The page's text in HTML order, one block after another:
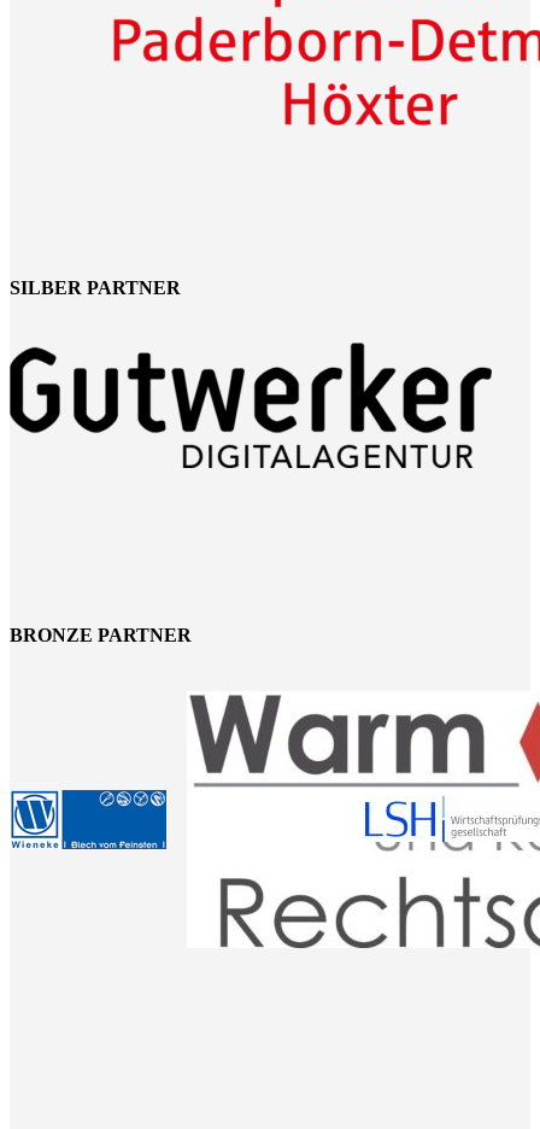
SILBER PARTNER
BRONZE PARTNER